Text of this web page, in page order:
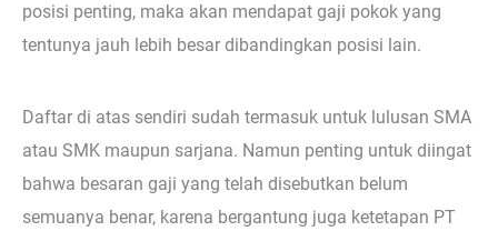
posisi penting, maka akan mendapat gaji pokok yang
tentunya jauh lebih besar dibandingkan posisi lain.
Daftar di atas sendiri sudah termasuk untuk lulusan SMA
atau SMK maupun sarjana. Namun penting untuk diingat
bahwa besaran gaji yang telah disebutkan belum
semuanya benar, karena bergantung juga ketetapan PT